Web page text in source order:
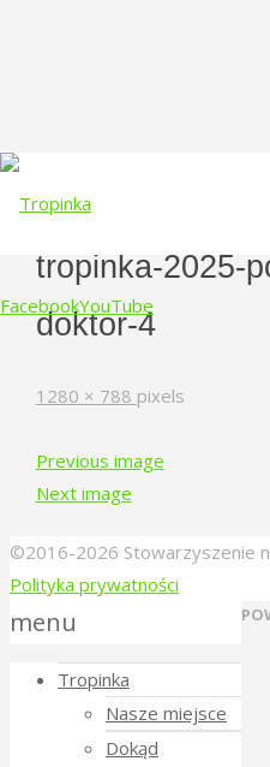
FacebookYouTube
tropinka-2025-
doktor-4
Full
1280 × 788 pixels
Previous image
Next image
©2016-2026 Stowarzyszenie
Polityka prywatności
Back
Top
menu
Tropinka
Nasze miejsce
Dokąd